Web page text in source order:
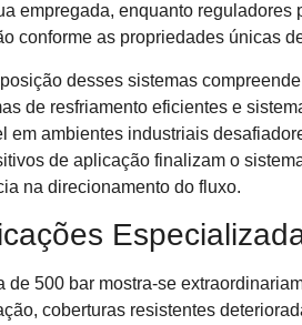
empregada, enquanto reguladores
conforme as propriedades únicas
desses sistemas
de resfriamento eficientes e
em ambientes industriais
de aplicação finalizam o
na direcionamento do fluxo.
de 500 bar mostra-se
coberturas resistentes